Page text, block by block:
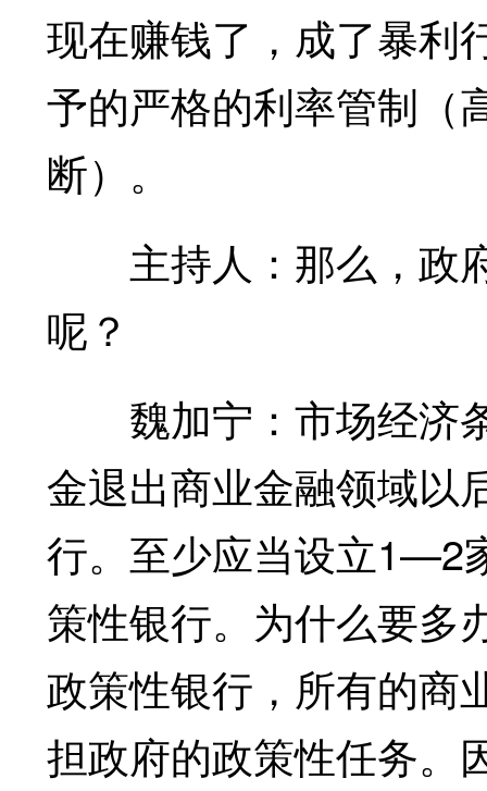
现在赚钱了，成了暴利
予的严格的利率管制（
断）。
主持人：那么，政
呢？
魏加宁：市场经济
金退出商业金融领域以
行。至少应当设立1—2
策性银行。为什么要多
政策性银行，所有的商
担政府的政策性任务。